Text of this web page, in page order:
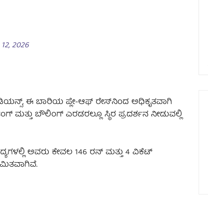
2026
ಈ ಬಾರಿಯ ಪ್ಲೇ-ಆಫ್ ರೇಸ್‌ನಿಂದ ಅಧಿಕೃತವಾಗಿ
ಮತ್ತು ಬೌಲಿಂಗ್ ಎರಡರಲ್ಲೂ ಸ್ಥಿರ ಪ್ರದರ್ಶನ ನೀಡುವಲ್ಲಿ
ಅವರು ಕೇವಲ 146 ರನ್ ಮತ್ತು 4 ವಿಕೆಟ್